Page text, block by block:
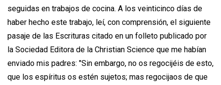
seguidas en trabajos de cocina. A los veinticinco días de
haber hecho este trabajo, leí, con comprensión, el siguiente
pasaje de las Escrituras citado en un folleto publicado por
la Sociedad Editora de la Christian Science que me habían
enviado mis padres: "Sin embargo, no os regocijéis de esto,
que los espíritus os estén sujetos; mas regocijaos de que